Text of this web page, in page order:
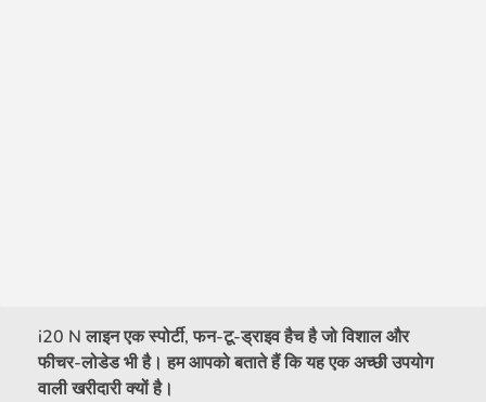
i20 N लाइन एक स्पोर्टी, फन-टू-ड्राइव हैच है जो विशाल और
फीचर-लोडेड भी है। हम आपको बताते हैं कि यह एक अच्छी उपयोग
वाली खरीदारी क्यों है।